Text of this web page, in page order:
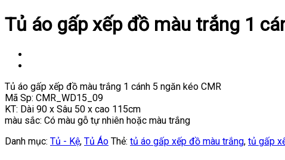
Tủ áo gấp xếp đồ màu trắng 1
Tủ áo gấp xếp đồ màu trắng 1 cánh 5 ngăn kéo CMR
Mã Sp: CMR_WD15_09
KT: Dài 90 x Sâu 50 x cao 115cm
màu sắc: Có màu gỗ tự nhiên hoặc màu trắng
Danh mục: Tủ - Kệ, Tủ Áo Thẻ: tủ áo gấp xếp đồ màu trắng, tủ gấp